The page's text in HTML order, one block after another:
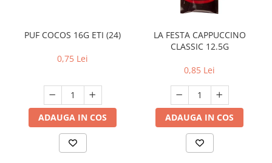
PUF COCOS 16G ETI (24)
0,75 Lei
ADAUGA IN COS
LA FESTA CAPPUCCINO
CLASSIC 12.5G
0,85 Lei
ADAUGA IN COS